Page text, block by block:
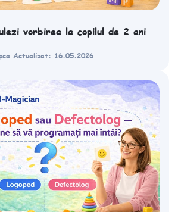
vorbirea la copilul de 2 ani
Actualizat: 16.05.2026